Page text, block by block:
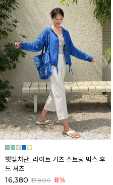
햇빛차단_라이트 거즈 스트링 박스 후
드 셔츠
16,380 17,800 8%